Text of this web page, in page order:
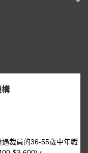
構
遇裁員的36-55歲中年職